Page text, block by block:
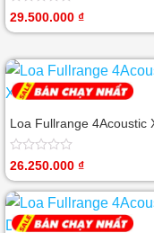
Được
5
sao
29.500.000 ₫
Loa Fullrange 4Acoustic
Được
hạng
0
5
sao
26.250.000 ₫